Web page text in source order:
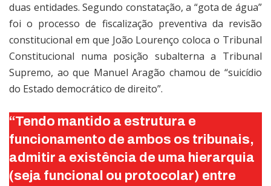
duas entidades. Segundo constatação, a “gota de água”
foi o processo de fiscalização preventiva da revisão
constitucional em que João Lourenço coloca o Tribunal
Constitucional numa posição subalterna a Tribunal
Supremo, ao que Manuel Aragão chamou de “suicídio
do Estado democrático de direito”.
“Tendo mantido a estrutura e
funcionamento de ambos os tribunais,
admitir a existência de uma hierarquia
(seja funcional ou protocolar) entre